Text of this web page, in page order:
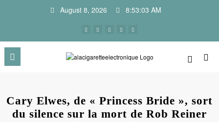
August 8, 2026 8:53:03 AM
Cary Elwes, de « Princess Bride », sort
du silence sur la mort de Rob Reiner